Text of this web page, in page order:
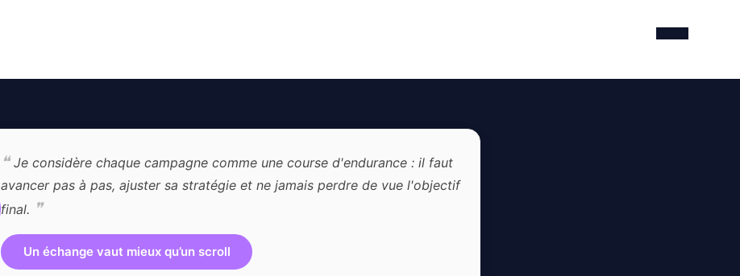
❝Je considère chaque campagne comme une course d'endurance : il faut
avancer pas à pas, ajuster sa stratégie et ne jamais perdre de vue l'objectif
final. ❞
Un échange vaut mieux qu’un scroll